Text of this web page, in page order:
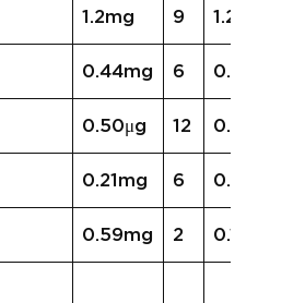
1.2mg 9 1.2mg
0.44mg 6 0.46mg
0.50μg 12 0.96μg
0.21mg 6 0.48mg
0.59mg 2 0.17mg